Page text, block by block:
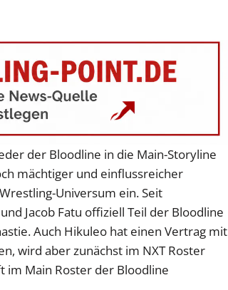
der Bloodline in die Main-Storyline
mächtiger und einflussreicher
Universum ein. Seit
Jacob Fatu offiziell Teil der Bloodline
Auch Hikuleo hat einen Vertrag mit
wird aber zunächst im NXT Roster
im Main Roster der Bloodline